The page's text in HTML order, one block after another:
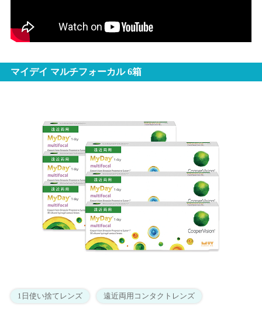
マイデイ マルチフォーカル 6箱
1日使い捨てレンズ 遠近両用コンタクトレンズ